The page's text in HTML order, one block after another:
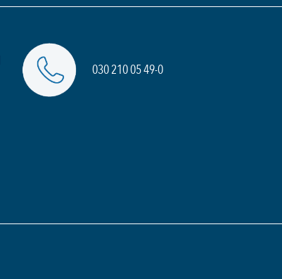
030 210 05 49-0